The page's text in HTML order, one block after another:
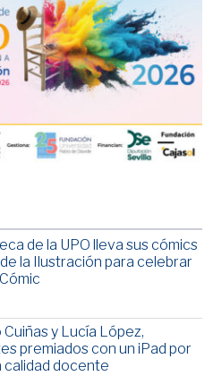
de la UPO lleva sus cómics
la Ilustración para celebrar
y Lucía López,
premiados con un iPad por
calidad docente